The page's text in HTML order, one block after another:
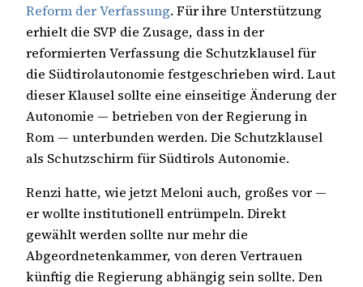
Reform der Verfassung. Für ihre Unterstützung
erhielt die SVP die Zusage, dass in der
reformierten Verfassung die Schutzklausel für
die Südtirolautonomie festgeschrieben wird. Laut
dieser Klausel sollte eine einseitige Änderung der
Autonomie — betrieben von der Regierung in
Rom — unterbunden werden. Die Schutzklausel
als Schutzschirm für Südtirols Autonomie.
Renzi hatte, wie jetzt Meloni auch, großes vor —
er wollte institutionell entrümpeln. Direkt
gewählt werden sollte nur mehr die
Abgeordnetenkammer, von deren Vertrauen
künftig die Regierung abhängig sein sollte. Den